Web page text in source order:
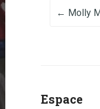
← Molly
Espace